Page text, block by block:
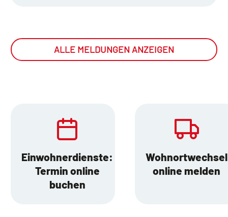
ALLE MELDUNGEN ANZEIGEN
Einwohnerdienste:
Termin online
buchen
Wohnortwechsel
online melden